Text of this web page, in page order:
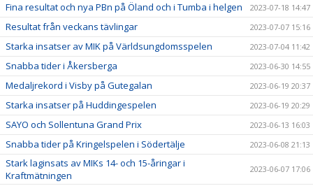
Fina resultat och nya PBn på Öland och i Tumba i helgen 2023-07-18 14:47
Resultat från veckans tävlingar 2023-07-07 15:16
Starka insatser av MIK på Världsungdomsspelen 2023-07-04 11:42
Snabba tider i Åkersberga 2023-06-30 14:55
Medaljrekord i Visby på Gutegalan 2023-06-19 20:37
Starka insatser på Huddingespelen 2023-06-19 20:29
SAYO och Sollentuna Grand Prix 2023-06-13 16:03
Snabba tider på Kringelspelen i Södertälje 2023-06-08 21:13
Stark laginsats av MIKs 14- och 15-åringar i
Kraftmätningen
2023-06-07 17:06